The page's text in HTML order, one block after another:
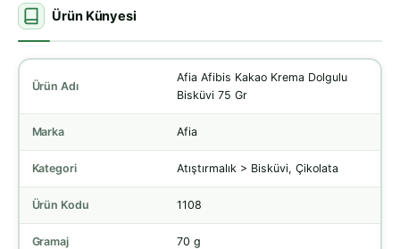
Ürün Künyesi
Ürün Adı
Afia Afibis Kakao Krema Dolgulu
Bisküvi 75 Gr
Marka Afia
Kategori Atıştırmalık > Bisküvi, Çikolata
Ürün Kodu 1108
Gramaj 70 g